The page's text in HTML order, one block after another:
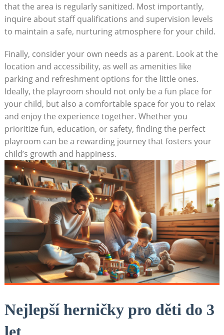
that the area is regularly sanitized. Most importantly,
inquire about staff qualifications and supervision levels
to maintain a safe, nurturing atmosphere for your child.
Finally, consider your own needs as a parent. Look at the
location and accessibility, as well as amenities like
parking and refreshment options for the little ones.
Ideally, the playroom should not only be a fun place for
your child, but also a comfortable space for you to relax
and enjoy the experience together. Whether you
prioritize fun, education, or safety, finding the perfect
playroom can be a rewarding journey that fosters your
child’s growth and happiness.
Nejlepší herničky pro děti do 3
let